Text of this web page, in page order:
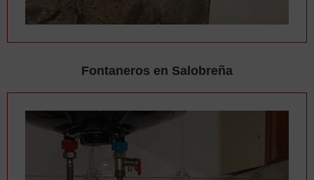
Fontaneros en Salobreña